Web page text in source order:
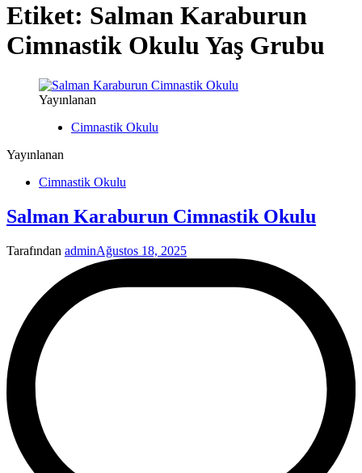
Etiket: Salman Karaburun
Cimnastik Okulu Yaş Grubu
Yayınlanan
Cimnastik Okulu
Yayınlanan
Cimnastik Okulu
Salman Karaburun Cimnastik Okulu
Tarafından adminAğustos 18, 2025